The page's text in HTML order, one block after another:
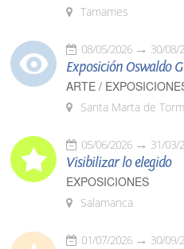
Tamames
08/05/2026 30/08/
Exposición Oswaldo
ARTE /
Santa Marta de
05/06/2026 31/03/
Visibilizar lo elegido
EXPOSICIONES
Salamanca
01/07/2026 30/09/